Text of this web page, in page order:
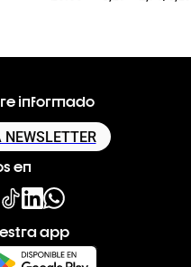
informado
en
app